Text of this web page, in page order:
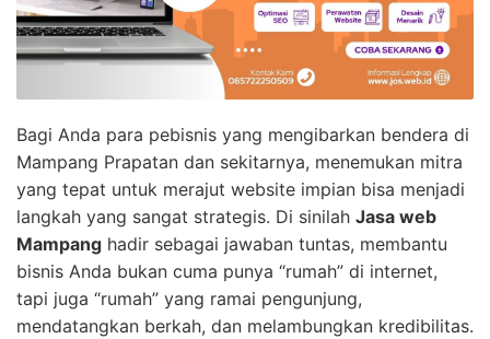
Bagi Anda para pebisnis yang mengibarkan bendera di
Mampang Prapatan dan sekitarnya, menemukan mitra
yang tepat untuk merajut website impian bisa menjadi
langkah yang sangat strategis. Di sinilah Jasa web
Mampang hadir sebagai jawaban tuntas, membantu
bisnis Anda bukan cuma punya “rumah” di internet,
tapi juga “rumah” yang ramai pengunjung,
mendatangkan berkah, dan melambungkan kredibilitas.